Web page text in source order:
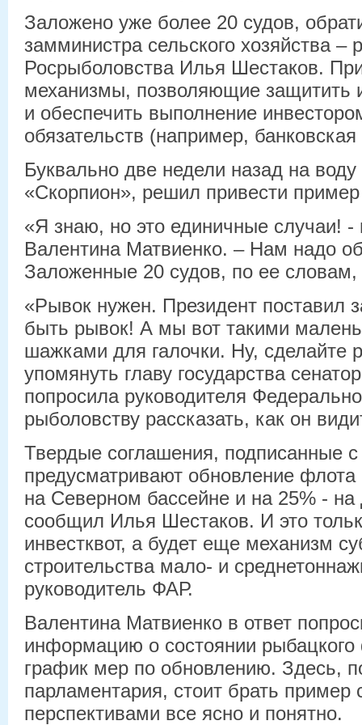
Заложено уже более 20 судов,
замминистра сельского хозяйства –
Росрыболовства Илья Шестаков.
механизмы, позволяющие защитить
и обеспечить выполнение
обязательств (например, банковская
Буквально две недели назад на
«Скорпион», решил привести
«Я знаю, но это единичные случаи! -
Валентина Матвиенко. – Нам надо
Заложенные 20 судов, по ее
«Рывок нужен. Президент поставил
быть рывок! А мы вот такими
шажками для галочки. Ну, сделайте
упомянуть главу государства
попросила руководителя
рыболовству рассказать, как он
Твердые соглашения, подписанные
предусматривают обновление
на Северном бассейне и на 25% -
сообщил Илья Шестаков. И это
инвестквот, а будет еще механизм
строительства мало- и
руководитель ФАР.
Валентина Матвиенко в ответ
информацию о состоянии рыбацкого
график мер по обновлению. Здесь,
парламентария, стоит брать пример
перспективами все ясно и понятно.